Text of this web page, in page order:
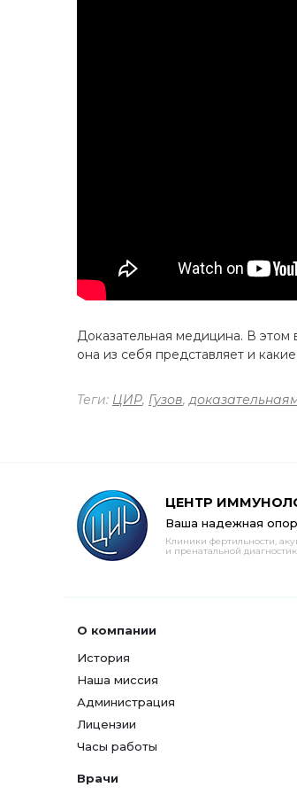
Доказательная медицина. В
она из себя представляет и
Теги: ЦИР, Гузов,
ЦЕНТР
Ваша надежная
Клиники фертильности,
и пренатальной
О компании
История
Наша миссия
Администрация
Лицензии
Часы работы
Врачи